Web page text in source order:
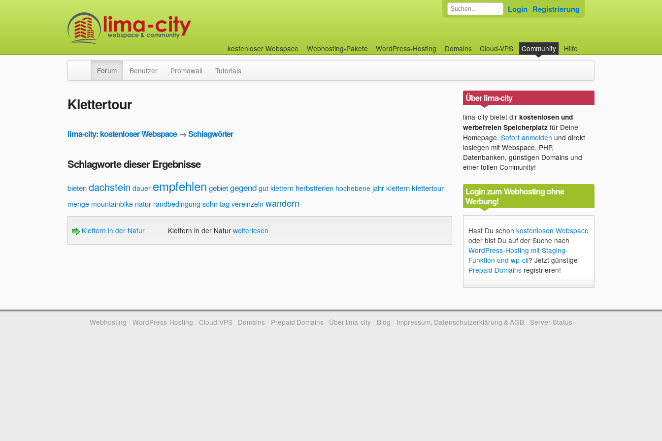
kostenloser Webspace Webhosting-Pakete WordPress-Hosting Domains Cloud-VPS Community Hilfe
Login Registrierung
Forum Benutzer Promowall Tutorials
Klettertour
lima-city: kostenloser Webspace→Schlagwörter
Schlagworte dieser Ergebnisse
bietendachstein dauer empfehlen gebietgegend gut klettern herbstferien hochebene jahrkletternklettertour
menge mountainbike natur randbedingung sohn tag vereinzeln wandern
Klettern in der Natur Klettern in der Natur weiterlesen
Über lima-city
lima-city bietet dir kostenlosen und
werbefreien Speicherplatzfür Deine
Homepage. Sofort anmelden und direkt
loslegen mit Webspace, PHP,
Datenbanken, günstigen Domains und
einer tollen Community!
Login zum Webhosting ohne
Werbung!
Hast Du schon kostenlosen Webspace
oder bist Du auf der Suche nach
WordPress-Hosting mit Staging-
Funktion und wp-cli? Jetzt günstige
Prepaid Domainsregistrieren!
Webhosting WordPress-Hosting Cloud-VPS Domains Prepaid Domains Über lima-city Blog Impressum, Datenschutzerklärung & AGB Server-Status